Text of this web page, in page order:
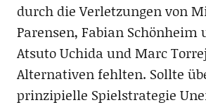
durch die Verletzungen von
Parensen, Fabian Schönheim
Atsuto Uchida und Marc
Alternativen fehlten. Sollte
prinzipielle Spielstrategie